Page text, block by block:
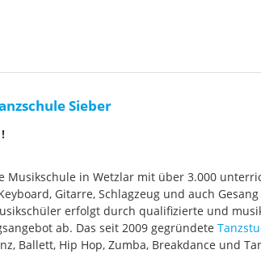
Sieber
Musikschule in Wetzlar mit über 3.000
Gitarre, Schlagzeug und auch
erfolgt durch qualifizierte und
ab. Das seit 2009 gegründete
Ballett, Hip Hop, Zumba, Breakdance und